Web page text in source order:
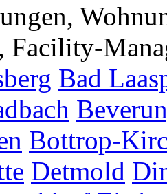
Facility-
Bad
Bottrop-
Detmold